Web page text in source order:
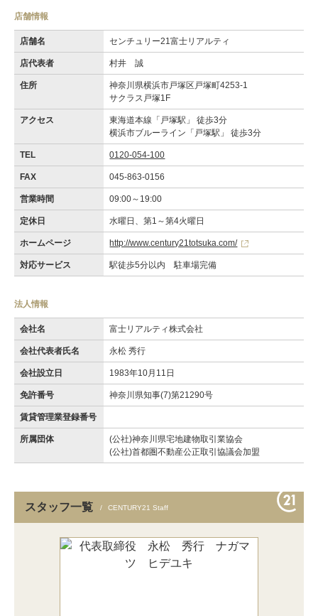
店舗情報
店舗名 センチュリー21富士リアルティ
店代表者 村井 誠
住所
神奈川県横浜市戸塚区戸塚町4253-1
サクラス戸塚1F
アクセス
東海道本線「戸塚駅」 徒歩3分
横浜市ブルーライン「戸塚駅」 徒歩3分
TEL 0120-054-100
FAX 045-863-0156
営業時間 09:00～19:00
定休日 水曜日、第1～第4火曜日
ホームページ http://www.century21totsuka.com/
対応サービス 駅徒歩5分以内 駐車場完備
法人情報
会社名 富士リアルティ株式会社
会社代表者氏名 永松 秀行
会社設立日 1983年10月11日
免許番号 神奈川県知事(7)第21290号
賃貸管理業登録番号
所属団体
(公社)神奈川県宅地建物取引業協会
(公社)首都圏不動産公正取引協議会加盟
スタッフ一覧 CENTURY21 Staff